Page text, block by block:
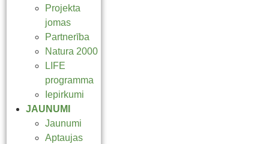
Projekta
jomas
Partnerība
Natura 2000
LIFE
programma
Iepirkumi
JAUNUMI
Jaunumi
Aptaujas